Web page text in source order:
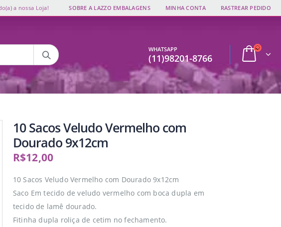
a nossa Loja! SOBRE A LAZZO EMBALAGENS MINHA CONTA RASTREAR PEDIDO
WHATSAPP
(11)98201-8766
10 Sacos Veludo Vermelho com
Dourado 9x12cm
R$12,00
10 Sacos Veludo Vermelho com Dourado 9x12cm
Saco Em tecido de veludo vermelho com boca dupla em
tecido de lamê dourado.
Fitinha dupla roliça de cetim no fechamento.